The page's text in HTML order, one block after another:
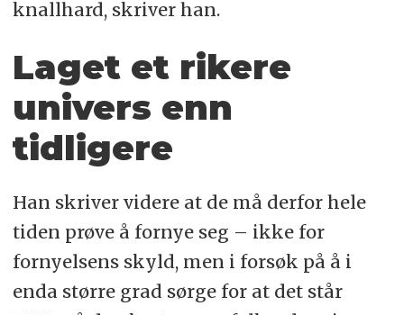
knallhard, skriver han.
Laget et rikere
univers enn
tidligere
Han skriver videre at de må derfor hele
tiden prøve å fornye seg – ikke for
fornyelsens skyld, men i forsøk på å i
enda større grad sørge for at det står